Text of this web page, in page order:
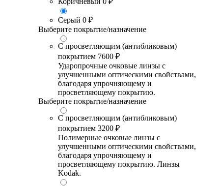
Серый 0 ₽
Выберите покрытие/назначение
С просветляющим (антибликовым)
покрытием 7600 ₽
Ударопрочные очковые линзы с
улучшенными оптическими свойствами,
благодаря упрочняющему и
просветляющему покрытию.
Выберите покрытие/назначение
С просветляющим (антибликовым)
покрытием 3200 ₽
Полимерные очковые линзы с
улучшенными оптическими свойствами,
благодаря упрочняющему и
просветляющему покрытию. Линзы
Kodak.